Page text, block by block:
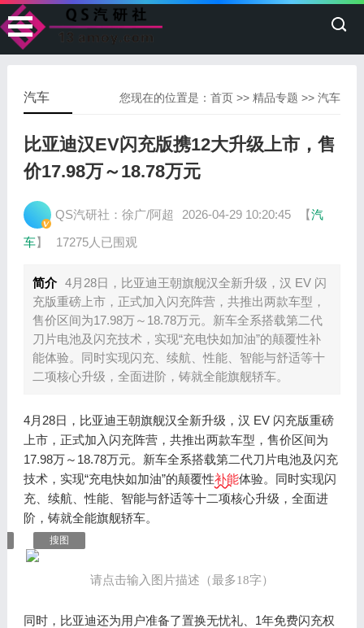
您现在的位置是：首页 >>精品专题 >>汽车
汽车
比亚迪汉EV闪充版携12大升级上市，售
价17.98万～18.78万元
QS汽研社：徐广/阿超 2026-04-29 10:20:45 【汽
车】 17275人已围观
简介 ‍4月28日，比亚迪王朝旗舰汉全新升级，汉 EV 闪
充版重磅上市，正式加入闪充阵营，共推出两款车型，
售价区间为17.98万～18.78万元。新车全系搭载第二代
刀片电池及闪充技术，实现“充电快如加油”的颠覆性补
能体验。同时实现闪充、续航、性能、智能与舒适等十
二项核心升级，全面进阶，铸就全能旗舰轿车。
‍4月28日，比亚迪王朝旗舰汉全新升级，汉 EV 闪充版重磅
上市，正式加入闪充阵营，共推出两款车型，售价区间为
17.98万～18.78万元。新车全系搭载第二代刀片电池及闪充
技术，实现“充电快如加油”的颠覆性补能体验。同时实现闪
充、续航、性能、智能与舒适等十二项核心升级，全面进
阶，铸就全能旗舰轿车。
搜图
请点击输入图片描述（最多18字）
同时，比亚迪还为用户准备了置换无忧礼、1年免费闪充权